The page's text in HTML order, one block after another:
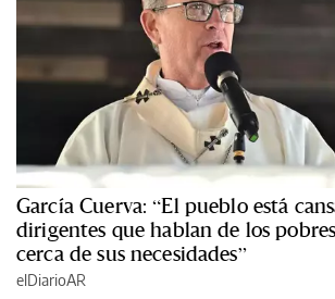
García Cuerva: “El pueblo está
dirigentes que hablan de los
cerca de sus necesidades”
elDiarioAR